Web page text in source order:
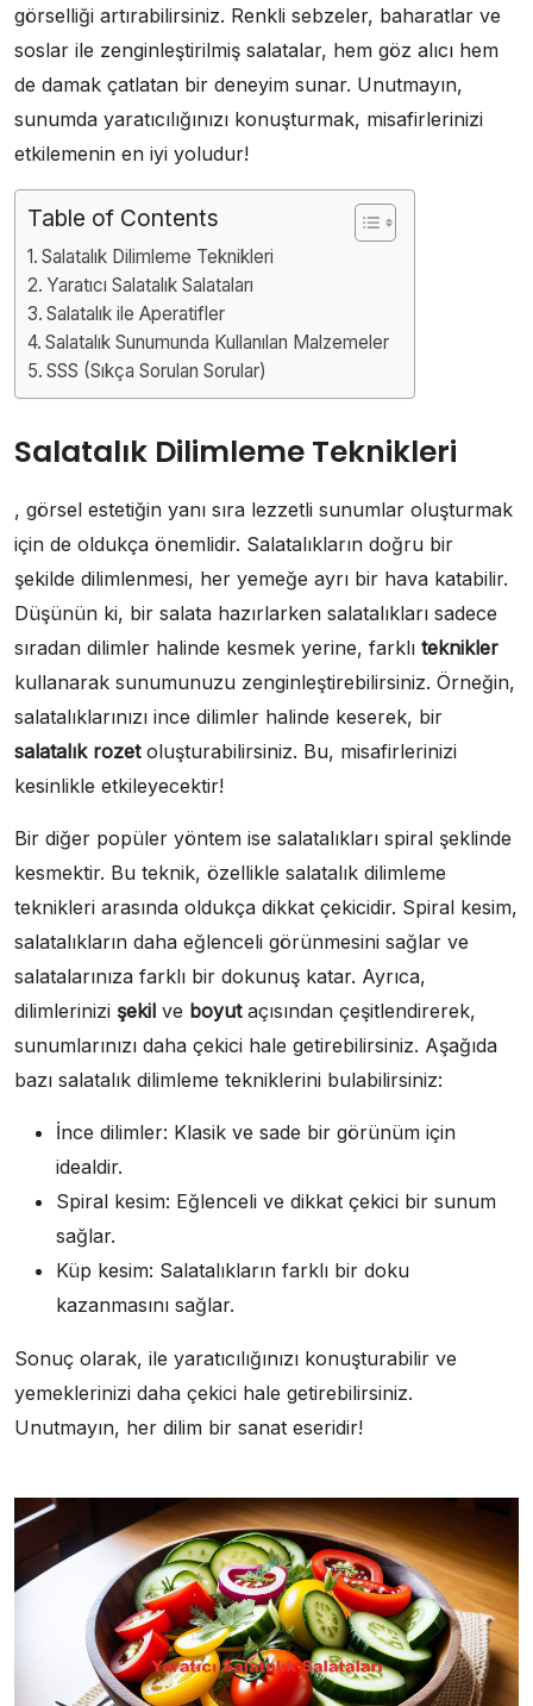
görselliği artırabilirsiniz. Renkli sebzeler, baharatlar ve
soslar ile zenginleştirilmiş salatalar, hem göz alıcı hem
de damak çatlatan bir deneyim sunar. Unutmayın,
sunumda yaratıcılığınızı konuşturmak, misafirlerinizi
etkilemenin en iyi yoludur!
Table of Contents
Salatalık Dilimleme Teknikleri
Yaratıcı Salatalık Salataları
Salatalık ile Aperatifler
Salatalık Sunumunda Kullanılan Malzemeler
SSS (Sıkça Sorulan Sorular)
Salatalık Dilimleme Teknikleri
, görsel estetiğin yanı sıra lezzetli sunumlar oluşturmak
için de oldukça önemlidir. Salatalıkların doğru bir
şekilde dilimlenmesi, her yemeğe ayrı bir hava katabilir.
Düşünün ki, bir salata hazırlarken salatalıkları sadece
sıradan dilimler halinde kesmek yerine, farklı teknikler
kullanarak sunumunuzu zenginleştirebilirsiniz. Örneğin,
salatalıklarınızı ince dilimler halinde keserek, bir
salatalık rozetoluşturabilirsiniz. Bu, misafirlerinizi
kesinlikle etkileyecektir!
Bir diğer popüler yöntem ise salatalıkları spiral şeklinde
kesmektir. Bu teknik, özellikle salatalık dilimleme
teknikleri arasında oldukça dikkat çekicidir. Spiral kesim,
salatalıkların daha eğlenceli görünmesini sağlar ve
salatalarınıza farklı bir dokunuş katar. Ayrıca,
dilimlerinizi şekil ve boyutaçısından çeşitlendirerek,
sunumlarınızı daha çekici hale getirebilirsiniz. Aşağıda
bazı salatalık dilimleme tekniklerini bulabilirsiniz:
İnce dilimler: Klasik ve sade bir görünüm için
idealdir.
Spiral kesim: Eğlenceli ve dikkat çekici bir sunum
sağlar.
Küp kesim: Salatalıkların farklı bir doku
kazanmasını sağlar.
Sonuç olarak, ile yaratıcılığınızı konuşturabilir ve
yemeklerinizi daha çekici hale getirebilirsiniz.
Unutmayın, her dilim bir sanat eseridir!